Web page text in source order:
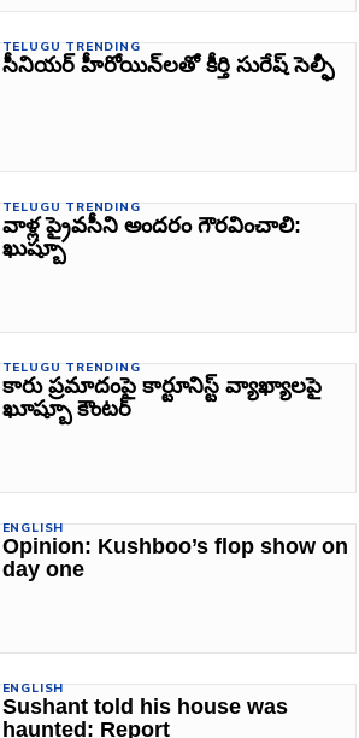
TELUGU TRENDING
సీనియర్‌ హీరోయిన్‌లతో కీర్తి సురేష్‌ సెల్ఫీ
TELUGU TRENDING
వాళ్ల ప్రైవసీని అందరం గౌరవించాలి:
ఖుష్బూ
TELUGU TRENDING
కారు ప్రమాదంపై కార్టూనిస్ట్‌ వ్యాఖ్యాలపై
ఖూష్బూ కౌంటర్‌
ENGLISH
Opinion: Kushboo’s flop show on
day one
ENGLISH
Sushant told his house was
haunted: Report